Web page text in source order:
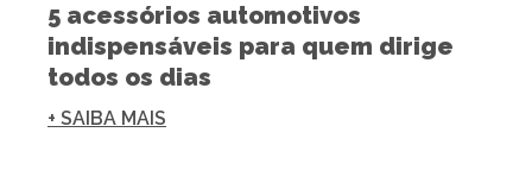
5 acessórios automotivos
indispensáveis para quem dirige
todos os dias
+ SAIBA MAIS